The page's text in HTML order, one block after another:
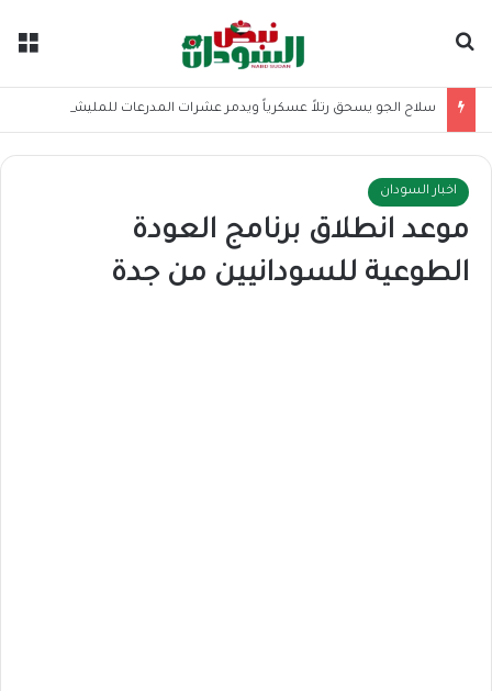
اخبار السودان
موعد انطلاق برنامج العودة
الطوعية للسودانيين من جدة